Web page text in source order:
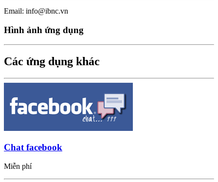
Email: info@ibnc.vn
Hình ảnh ứng dụng
Các ứng dụng khác
Chat facebook
Miễn phí